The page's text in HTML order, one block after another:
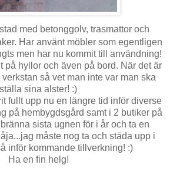
med betonggolv, trasmattor och
Har använt möbler som egentligen
men har nu kommit till användning!
på hyllor och även på bord. När det är
så vet man inte var man ska
ställa sina alster! :)
fullt upp nu en längre tid inför diverse
på hembygdsgård samt i 2 butiker på
sista ugnen för i år och ta en
måste nog ta och städa upp i
inför kommande tillverkning! :)
Ha en fin helg!